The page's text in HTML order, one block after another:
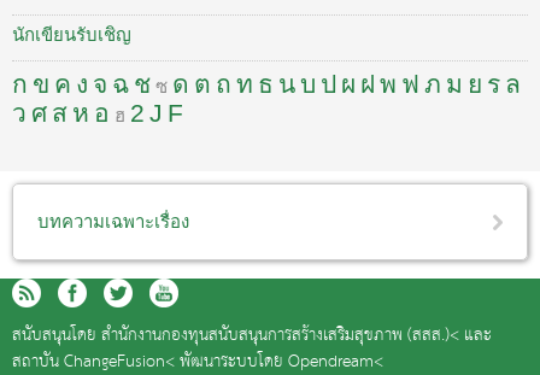
นักเขียนรับเชิญ
ก ข ค ง จ ฉ ช ซ ด ต ถ ท ธ นบ ป ผ ฝ พ ฟ ภ ม ย ร ล
ว ศ ส ห อ ฮ 2 J F
บทความเฉพาะเรื่อง
สนับสนุนโดย สำนักงานกองทุนสนับสนุนการสร้างเสริมสุขภาพ (สสส.)< และ
สถาบัน ChangeFusion<พัฒนาระบบโดย Opendream<